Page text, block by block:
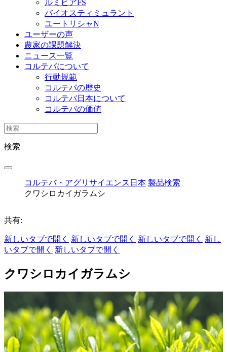
ルミビアFS
バイオスティミュラント
ユートリシャN
ユーザーの声
農家の課題解決
ニュース一覧
コルテバについて
行動規範
コルテバの歴史
コルテバ日本について
コルテバの価値
検索
コルテバ・アグリサイエンス日本 製品検索
クワシロカイガラムシ
共有:
新しいタブで開く 新しいタブで開く 新しいタブで開く
新し
いタブで開く
新しいタブで開く
クワシロカイガラムシ